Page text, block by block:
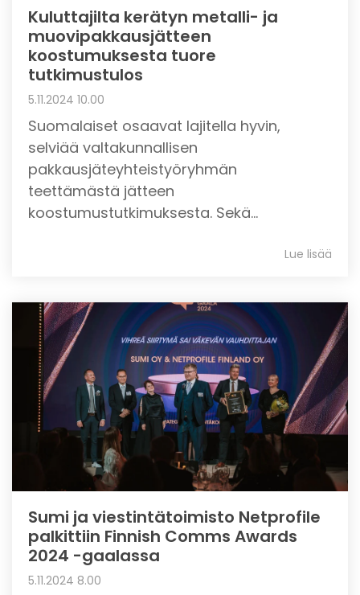
Kuluttajilta kerätyn metalli- ja
muovipakkausjätteen
koostumuksesta tuore
tutkimustulos
5.11.2024 10.00
Suomalaiset osaavat lajitella hyvin,
selviää valtakunnallisen
pakkausjäteyhteistyöryhmän
teettämästä jätteen
koostumustutkimuksesta. Sekä...
Lue lisää
Sumi ja viestintätoimisto Netprofile
palkittiin Finnish Comms Awards
2024 -gaalassa
5.11.2024 8.00